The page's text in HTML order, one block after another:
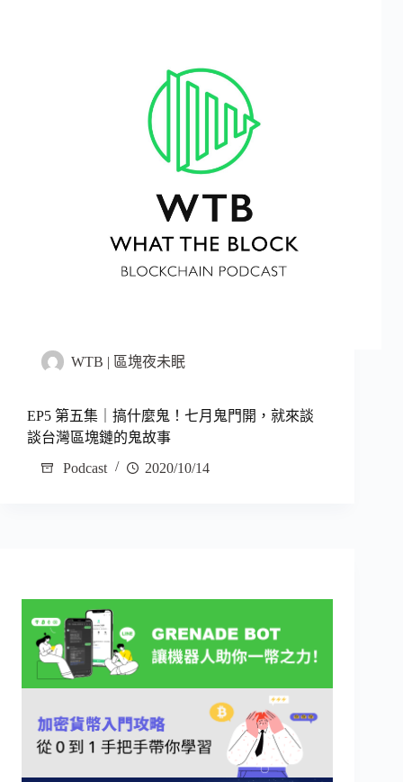
WTB | 區塊夜未眠
EP5 第五集｜搞什麼鬼！七月鬼門開，就來談
談台灣區塊鏈的鬼故事
Podcast
2020/10/14